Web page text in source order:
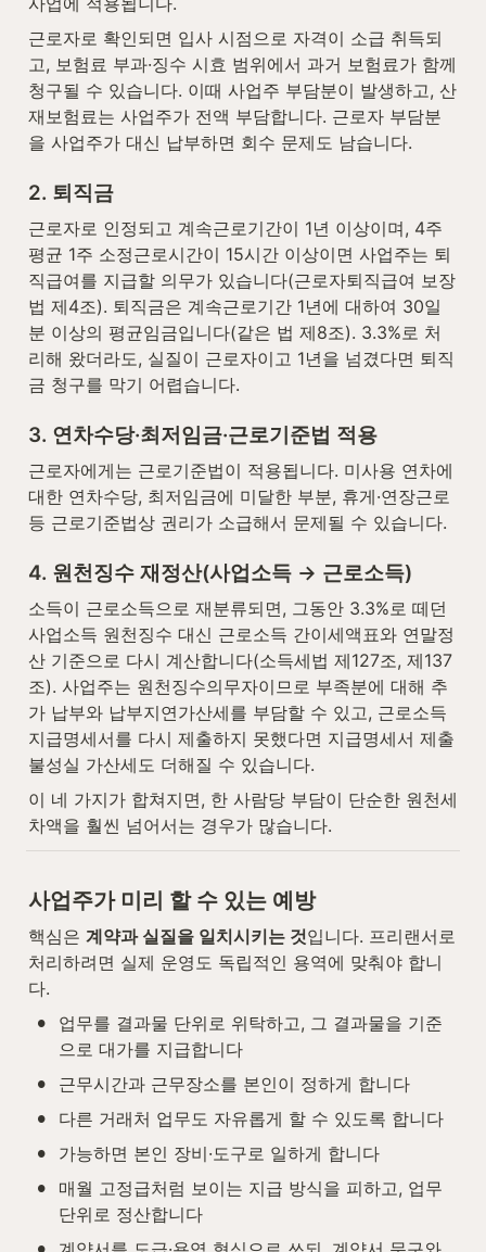
근로자로 확인되면 입사 시점으로 자격이 소급 취득되
고, 보험료 부과·징수 시효 범위에서 과거 보험료가 함께
청구될 수 있습니다. 이때 사업주 부담분이 발생하고, 산
재보험료는 사업주가 전액 부담합니다. 근로자 부담분
을 사업주가 대신 납부하면 회수 문제도 남습니다.
2. 퇴직금
근로자로 인정되고 계속근로기간이 1년 이상이며, 4주
평균 1주 소정근로시간이 15시간 이상이면 사업주는 퇴
직급여를 지급할 의무가 있습니다(근로자퇴직급여 보장
법 제4조). 퇴직금은 계속근로기간 1년에 대하여 30일
분 이상의 평균임금입니다(같은 법 제8조). 3.3%로 처
리해 왔더라도, 실질이 근로자이고 1년을 넘겼다면 퇴직
금 청구를 막기 어렵습니다.
3. 연차수당·최저임금·근로기준법 적용
근로자에게는 근로기준법이 적용됩니다. 미사용 연차에
대한 연차수당, 최저임금에 미달한 부분, 휴게·연장근로
등 근로기준법상 권리가 소급해서 문제될 수 있습니다.
4. 원천징수 재정산(사업소득 → 근로소득)
소득이 근로소득으로 재분류되면, 그동안 3.3%로 떼던
사업소득 원천징수 대신 근로소득 간이세액표와 연말정
산 기준으로 다시 계산합니다(소득세법 제127조, 제137
조). 사업주는 원천징수의무자이므로 부족분에 대해 추
가 납부와 납부지연가산세를 부담할 수 있고, 근로소득
지급명세서를 다시 제출하지 못했다면 지급명세서 제출
불성실 가산세도 더해질 수 있습니다.
이 네 가지가 합쳐지면, 한 사람당 부담이 단순한 원천세
차액을 훨씬 넘어서는 경우가 많습니다.
사업주가 미리 할 수 있는 예방
핵심은 계약과 실질을 일치시키는 것입니다. 프리랜서로
처리하려면 실제 운영도 독립적인 용역에 맞춰야 합니
다.
•
업무를 결과물 단위로 위탁하고, 그 결과물을 기준
으로 대가를 지급합니다
• 근무시간과 근무장소를 본인이 정하게 합니다
• 다른 거래처 업무도 자유롭게 할 수 있도록 합니다
• 가능하면 본인 장비·도구로 일하게 합니다
•
매월 고정급처럼 보이는 지급 방식을 피하고, 업무
단위로 정산합니다